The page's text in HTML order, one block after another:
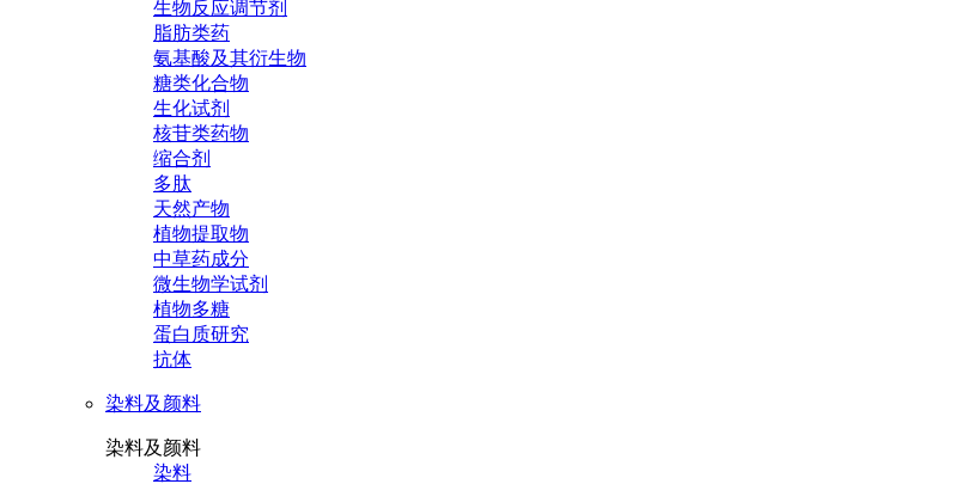
生物反应调节剂
脂肪类药
氨基酸及其衍生物
糖类化合物
生化试剂
核苷类药物
缩合剂
多肽
天然产物
植物提取物
中草药成分
微生物学试剂
植物多糖
蛋白质研究
抗体
染料及颜料
染料及颜料
染料